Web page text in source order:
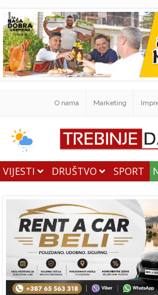
O nama Marketing
VIJESTI DRUŠTVO SPORT